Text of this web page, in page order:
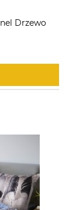
Drzewo